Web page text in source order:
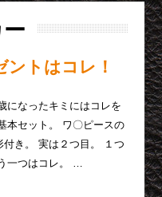
トはコレ！
になったキミにはコレを
本セット。 ワ〇ピースの
き。 実は２つ目。 １つ
一つはコレ。 …